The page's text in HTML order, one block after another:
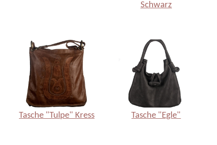
Schwarz
Tasche "Tulpe" Kress Tasche "Egle"